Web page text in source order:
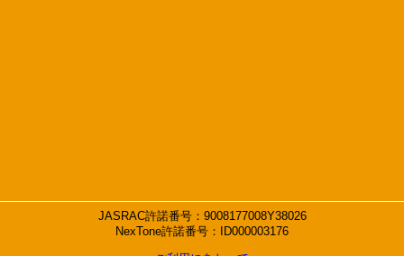
JASRAC許諾番号：9008177008Y38026
NexTone許諾番号：ID000003176